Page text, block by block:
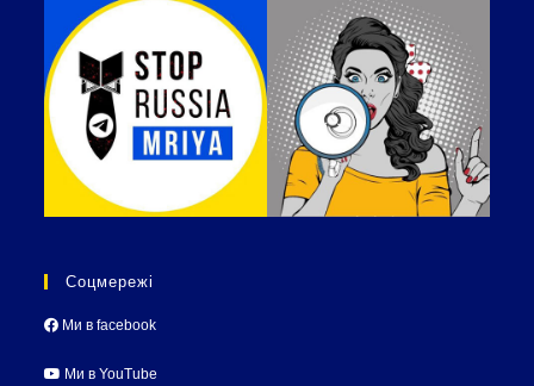
Соцмережі
Ми в facebook
Ми в YouTube